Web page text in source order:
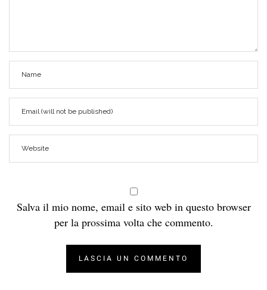
Salva il mio nome, email e sito web in questo browser
per la prossima volta che commento.